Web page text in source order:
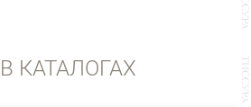
В КАТАЛОГАХ